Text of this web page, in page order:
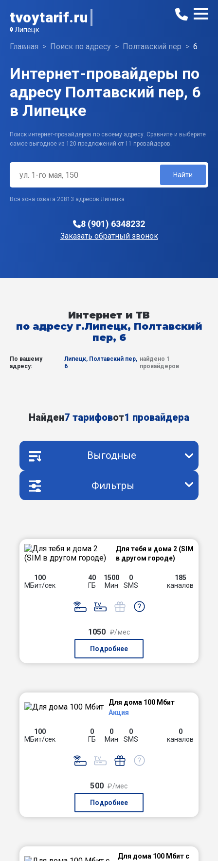
tvoytarif.ru
Липецк
Главная Поиск по адресу Полтавский пер 6
Интернет-провайдеры по
адресу Полтавский пер, 6
в Липецке
Поиск интернет-провайдеров по своему адресу. Сравните и выберите
самое выгодное из 120 предложений от 11 провайдеров.
Найти
Вся зона охвата 20813 адресов Липецка
8 (901) 6348232
Заказать обратный звонок
Интернет и ТВ
по адресу г.Липецк, Полтавский
пер, 6
По вашему
адресу:
Липецк, Полтавский пер,
6
найдено 1
провайдеров
Найден7 тарифовот1 провайдера
Выгодные
Фильтры
Для тебя и дома 2 (SIM
в другом городе)
100
МБит/сек
40
ГБ
1500
Мин
0
SMS
185
каналов
1050 ₽/мес
Подробнее
Для дома 100 Мбит
Акция
100
МБит/сек
0
ГБ
0
Мин
0
SMS
0
каналов
500 ₽/мес
Подробнее
Для дома 100 Мбит с